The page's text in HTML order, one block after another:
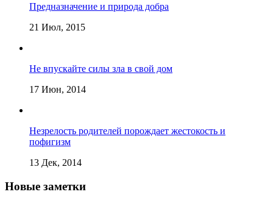
Предназначение и природа добра
21 Июл, 2015
Не впускайте силы зла в свой дом
17 Июн, 2014
Незрелость родителей порождает жестокость и
пофигизм
13 Дек, 2014
Новые заметки